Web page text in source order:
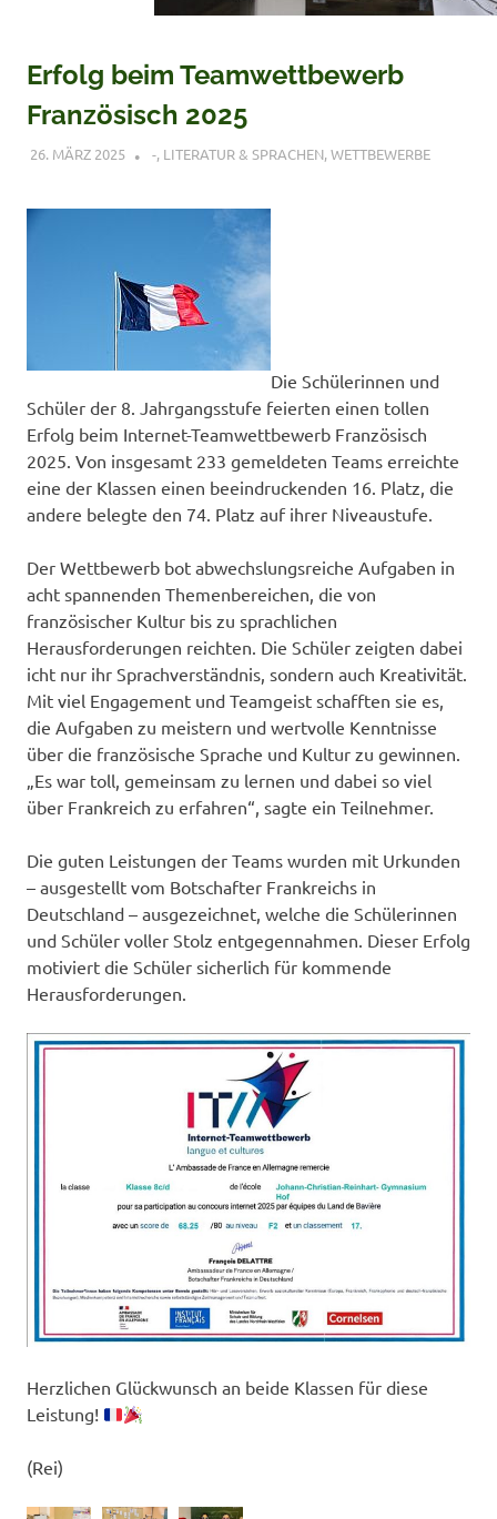
Erfolg beim Teamwettbewerb
Französisch 2025
26. MÄRZ 2025 VERONIQUE RUDLOF
-, LITERATUR & SPRACHEN,WETTBEWERBE
Die Schülerinnen und
Schüler der 8. Jahrgangsstufe feierten einen tollen
Erfolg beim Internet-Teamwettbewerb Französisch
2025. Von insgesamt 233 gemeldeten Teams erreichte
eine der Klassen einen beeindruckenden 16. Platz, die
andere belegte den 74. Platz auf ihrer Niveaustufe.
Der Wettbewerb bot abwechslungsreiche Aufgaben in
acht spannenden Themenbereichen, die von
französischer Kultur bis zu sprachlichen
Herausforderungen reichten. Die Schüler zeigten dabei
icht nur ihr Sprachverständnis, sondern auch Kreativität.
Mit viel Engagement und Teamgeist schafften sie es,
die Aufgaben zu meistern und wertvolle Kenntnisse
über die französische Sprache und Kultur zu gewinnen.
„Es war toll, gemeinsam zu lernen und dabei so viel
über Frankreich zu erfahren“, sagte ein Teilnehmer.
Die guten Leistungen der Teams wurden mit Urkunden
– ausgestellt vom Botschafter Frankreichs in
Deutschland – ausgezeichnet, welche die Schülerinnen
und Schüler voller Stolz entgegennahmen. Dieser Erfolg
motiviert die Schüler sicherlich für kommende
Herausforderungen.
Herzlichen Glückwunsch an beide Klassen für diese
Leistung!
(Rei)